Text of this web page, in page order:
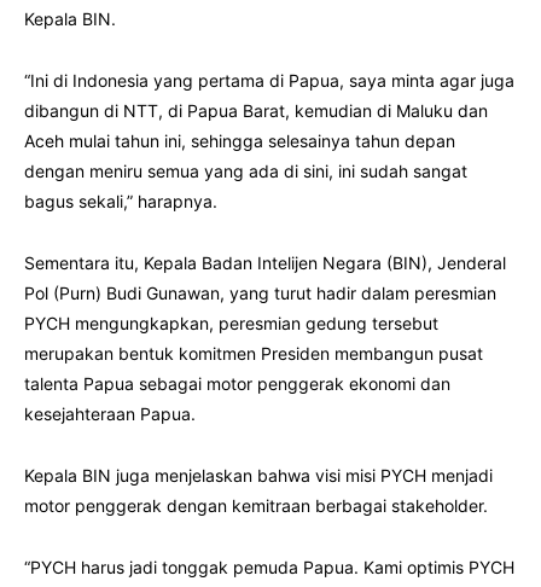
Kepala BIN.
“Ini di Indonesia yang pertama di Papua, saya minta agar juga
dibangun di NTT, di Papua Barat, kemudian di Maluku dan
Aceh mulai tahun ini, sehingga selesainya tahun depan
dengan meniru semua yang ada di sini, ini sudah sangat
bagus sekali,” harapnya.
Sementara itu, Kepala Badan Intelijen Negara (BIN), Jenderal
Pol (Purn) Budi Gunawan, yang turut hadir dalam peresmian
PYCH mengungkapkan, peresmian gedung tersebut
merupakan bentuk komitmen Presiden membangun pusat
talenta Papua sebagai motor penggerak ekonomi dan
kesejahteraan Papua.
Kepala BIN juga menjelaskan bahwa visi misi PYCH menjadi
motor penggerak dengan kemitraan berbagai stakeholder.
“PYCH harus jadi tonggak pemuda Papua. Kami optimis PYCH